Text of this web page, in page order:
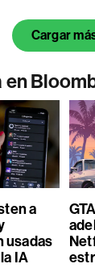
Cargar
en
a
usadas
IA